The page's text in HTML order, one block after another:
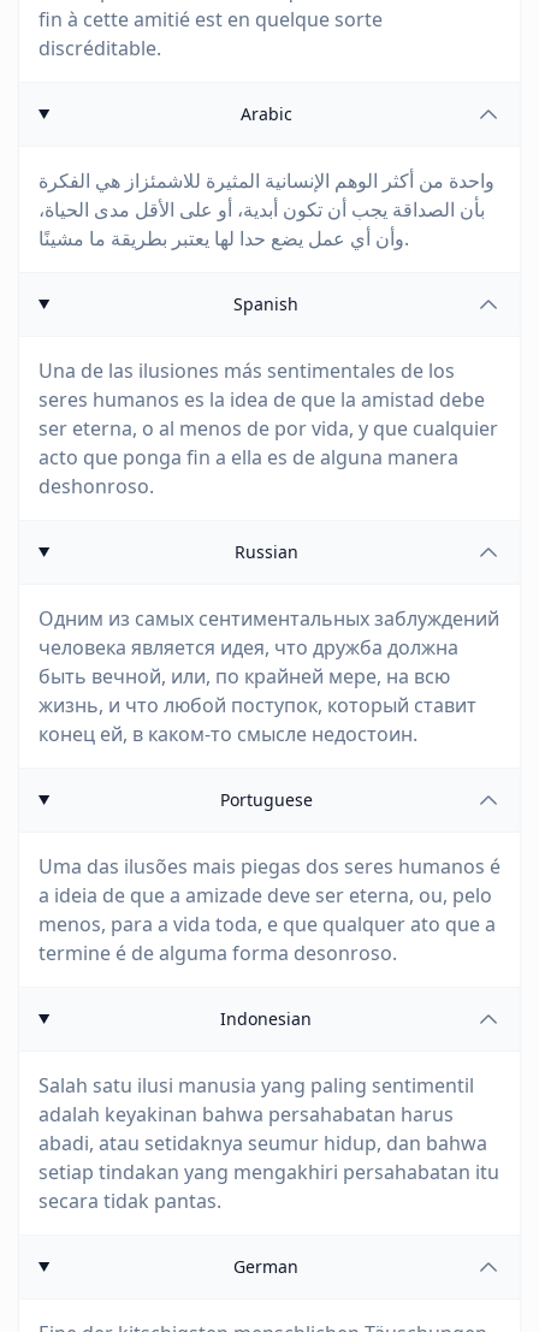
fin à cette amitié est en quelque sorte
discréditable.
Arabic
واحدة من أكثر الوهم الإنسانية المثيرة للاشمئزاز هي الفكرة
بأن الصداقة يجب أن تكون أبدية، أو على الأقل مدى الحياة،
وأن أي عمل يضع حدا لها يعتبر بطريقة ما مشينًا.
Spanish
Una de las ilusiones más sentimentales de los
seres humanos es la idea de que la amistad debe
ser eterna, o al menos de por vida, y que cualquier
acto que ponga fin a ella es de alguna manera
deshonroso.
Russian
Одним из самых сентиментальных заблуждений
человека является идея, что дружба должна
быть вечной, или, по крайней мере, на всю
жизнь, и что любой поступок, который ставит
конец ей, в каком-то смысле недостоин.
Portuguese
Uma das ilusões mais piegas dos seres humanos é
a ideia de que a amizade deve ser eterna, ou, pelo
menos, para a vida toda, e que qualquer ato que a
termine é de alguma forma desonroso.
Indonesian
Salah satu ilusi manusia yang paling sentimentil
adalah keyakinan bahwa persahabatan harus
abadi, atau setidaknya seumur hidup, dan bahwa
setiap tindakan yang mengakhiri persahabatan itu
secara tidak pantas.
German